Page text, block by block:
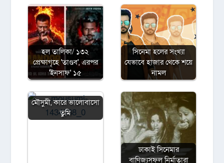
হল তালিকা/ ১৩২
প্রেক্ষাগৃহে 'তাণ্ডব', এরপর
'ইনসাফ' ১৫
সিনেমা হলের সংখ্যা
যেভাবে হাজার থেকে শয়ে
নামল
মৌসুমী, কারে ভালোবাসো
তুমি
ঢাকাই সিনেমার
বাণিজ্যসফল নির্মাতারা